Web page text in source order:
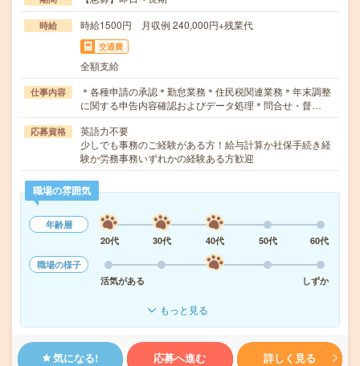
時給 時給1500円 月収例 240,000円+残業代
交通費
全額支給
仕事内容
＊各種申請の承認＊勤怠業務＊住民税関連業務＊年末調整
に関する申告内容確認およびデータ処理＊問合せ・督…
応募資格
英語力不要
少しでも事務のご経験がある方！給与計算か社保手続き経
験か労務事務いずれかの経験ある方歓迎
職場の雰囲気
年齢層
20代
30代 40代 50代
60代
職場の様子
活気がある
しずか
もっと見る
気になる! 応募へ進む 詳しく見る